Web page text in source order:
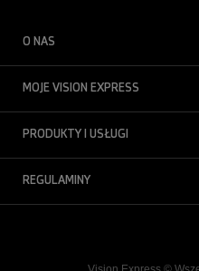
O NAS
MOJE VISION EXPRESS
PRODUKTY I USŁUGI
REGULAMINY